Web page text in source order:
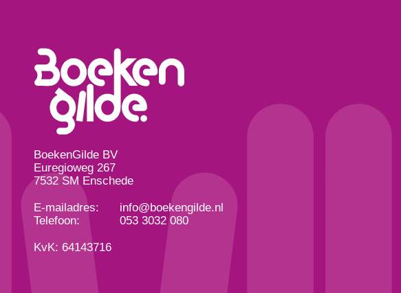
BoekenGilde BV
Euregioweg 267
7532 SM Enschede
E-mailadres:
info@boekengilde.nl
Telefoon:
053 3032 080
KvK: 64143716